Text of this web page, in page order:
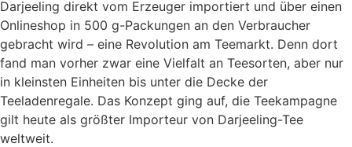
Darjeeling direkt vom Erzeuger importiert und über einen
Onlineshop in 500 g-Packungen an den Verbraucher
gebracht wird – eine Revolution am Teemarkt. Denn dort
fand man vorher zwar eine Vielfalt an Teesorten, aber nur
in kleinsten Einheiten bis unter die Decke der
Teeladenregale. Das Konzept ging auf, die Teekampagne
gilt heute als größter Importeur von Darjeeling-Tee
weltweit.